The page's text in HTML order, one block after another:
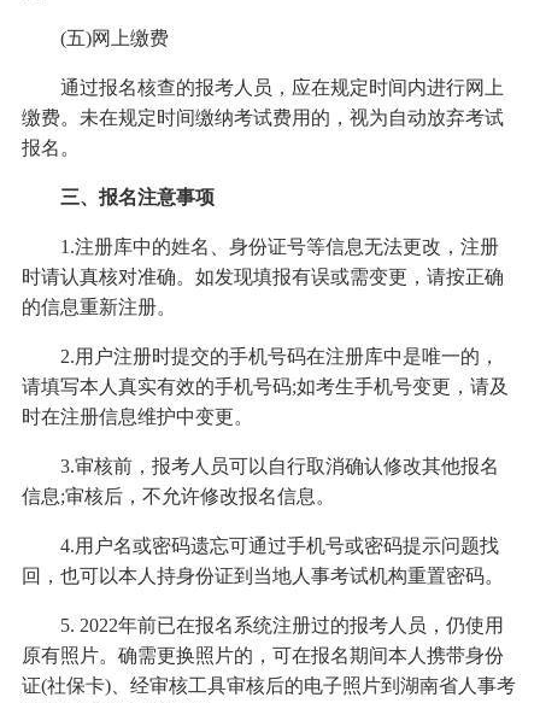
(五)网上缴费
通过报名核查的报考人员，应在规定时间内进行网上
缴费。未在规定时间缴纳考试费用的，视为自动放弃考试
报名。
三、报名注意事项
1.注册库中的姓名、身份证号等信息无法更改，注册
时请认真核对准确。如发现填报有误或需变更，请按正确
的信息重新注册。
2.用户注册时提交的手机号码在注册库中是唯一的，
请填写本人真实有效的手机号码;如考生手机号变更，请及
时在注册信息维护中变更。
3.审核前，报考人员可以自行取消确认修改其他报名
信息;审核后，不允许修改报名信息。
4.用户名或密码遗忘可通过手机号或密码提示问题找
回，也可以本人持身份证到当地人事考试机构重置密码。
5. 2022年前已在报名系统注册过的报考人员，仍使用
原有照片。确需更换照片的，可在报名期间本人携带身份
证(社保卡)、经审核工具审核后的电子照片到湖南省人事考